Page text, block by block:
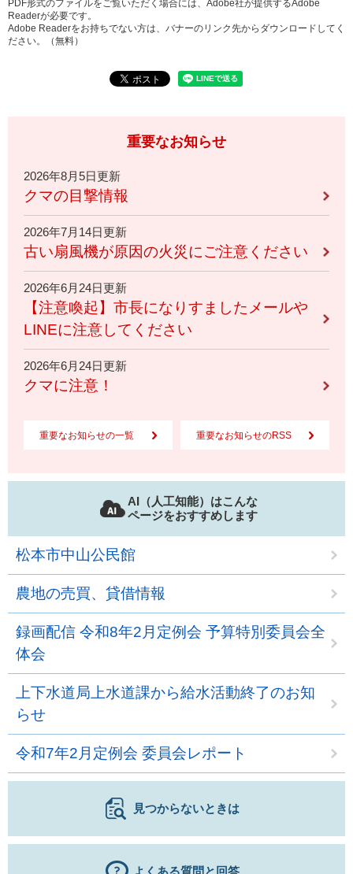
PDF形式のファイルをご覧いただく場合には、Adobe社が提供するAdobe
Readerが必要です。
Adobe Readerをお持ちでない方は、バナーのリンク先からダウンロードしてく
ださい。（無料）
重要なお知らせ
2026年8月5日更新
クマの目撃情報
2026年7月14日更新
古い扇風機が原因の火災にご注意ください
2026年6月24日更新
【注意喚起】市長になりすましたメールや
LINEに注意してください
2026年6月24日更新
クマに注意！
重要なお知らせの一覧 重要なお知らせのRSS
AI（人工知能）はこんな
ページをおすすめします
松本市中山公民館
農地の売買、貸借情報
録画配信 令和8年2月定例会 予算特別委員会全
体会
上下水道局上水道課から給水活動終了のお知
らせ
令和7年2月定例会 委員会レポート
見つからないときは
よくある質問と回答